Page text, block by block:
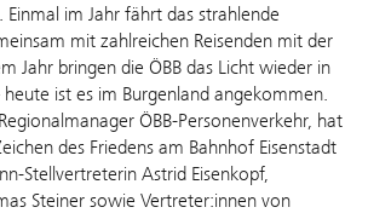
im Jahr fährt das strahlende
mit zahlreichen Reisenden mit der
Jahr bringen die ÖBB das Licht wieder in
heute ist es im Burgenland angekommen.
ÖBB-Personenverkehr, hat
des Friedens am Bahnhof Eisenstadt
Stellvertreterin Astrid Eisenkopf,
Steiner sowie Vertreter:innen von